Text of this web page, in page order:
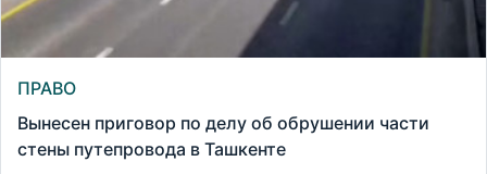
ПРАВО
Вынесен приговор по делу об обрушении части
стены путепровода в Ташкенте